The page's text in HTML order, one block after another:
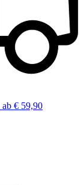
ab € 59,90